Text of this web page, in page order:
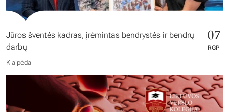
Jūros šventės kadras, įrėmintas bendrystės ir bendrų
darbų
07
RGP
Klaipėda